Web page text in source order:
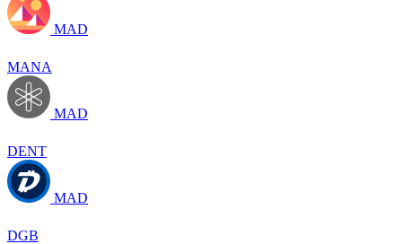
MAD
MANA
MAD
DENT
MAD
DGB